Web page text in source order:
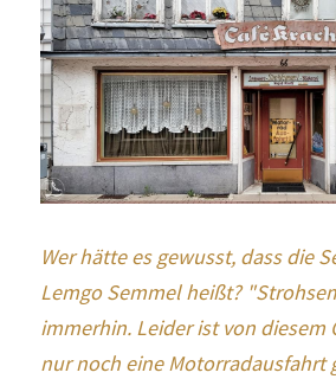
Wer hätte es gewusst, dass die
Lemgo Semmel heißt?
immerhin. Leider ist von diesem
nur noch eine Motorradausfahrt